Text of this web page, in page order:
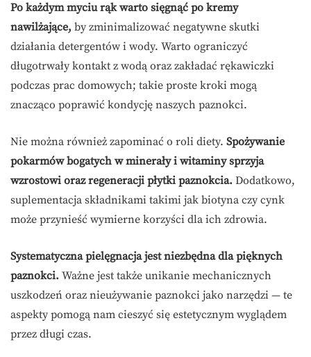
Po każdym myciu rąk warto sięgnąć po kremy
nawilżające, by zminimalizować negatywne skutki
działania detergentów i wody. Warto ograniczyć
długotrwały kontakt z wodą oraz zakładać rękawiczki
podczas prac domowych; takie proste kroki mogą
znacząco poprawić kondycję naszych paznokci.
Nie można również zapominać o roli diety. Spożywanie
pokarmów bogatych w minerały i witaminy sprzyja
wzrostowi oraz regeneracji płytki paznokcia. Dodatkowo,
suplementacja składnikami takimi jak biotyna czy cynk
może przynieść wymierne korzyści dla ich zdrowia.
Systematyczna pielęgnacja jest niezbędna dla pięknych
paznokci. Ważne jest także unikanie mechanicznych
uszkodzeń oraz nieużywanie paznokci jako narzędzi — te
aspekty pomogą nam cieszyć się estetycznym wyglądem
przez długi czas.